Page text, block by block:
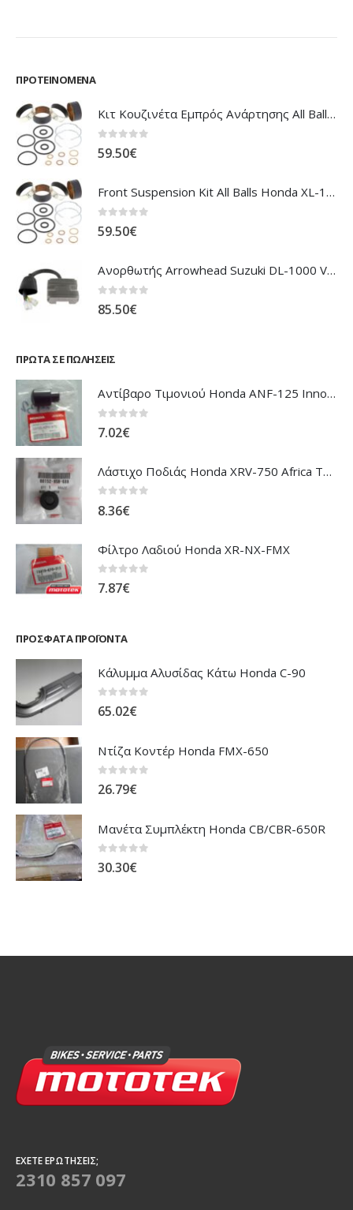
ΠΡΟΤΕΙΝΌΜΕΝΑ
Κιτ Κουζινέτα Εμπρός Ανάρτησης All Balls Honda CBR-1100XX Blackbird
0 out of 5
59.50€
Front Suspension Kit All Balls Honda XL-1000V Varadero
0 out of 5
59.50€
Ανορθωτής Arrowhead Suzuki DL-1000 V'Strom
0out of 5
85.50€
ΠΡΏΤΑ ΣΕ ΠΩΛΉΣΕΙΣ
Αντίβαρο Τιμονιού Honda ANF-125 Innova
0out of 5
7.02€
Λάστιχο Ποδιάς Honda XRV-750 Africa Twin
8.36€
Φίλτρο Λαδιού Honda XR-NX-FMX
0out of 5
7.87€
ΠΡΌΣΦΑΤΑ ΠΡΟΪΌΝΤΑ
Κάλυμμα Αλυσίδας Κάτω Honda C-90
0out of 5
65.02€
Ντίζα Κοντέρ Honda FMX-650
0 out of 5
26.79€
Μανέτα Συμπλέκτη Honda CB/CBR-650R
0 out of 5
30.30€
ΈΧΕΤΕ ΕΡΩΤΉΣΕΙΣ;
2310 857 097